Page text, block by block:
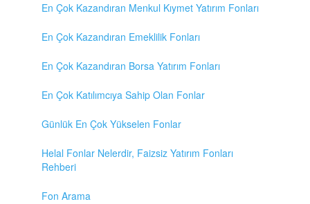
En Çok Kazandıran Menkul Kıymet Yatırım Fonları
En Çok Kazandıran Emeklilik Fonları
En Çok Kazandıran Borsa Yatırım Fonları
En Çok Katılımcıya Sahip Olan Fonlar
Günlük En Çok Yükselen Fonlar
Helal Fonlar Nelerdir, Faizsiz Yatırım Fonları
Rehberi
Fon Arama